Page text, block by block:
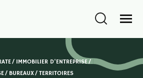
IMMOBILIER D'ENTREPRISE
BUREAUX TERRITOIRES